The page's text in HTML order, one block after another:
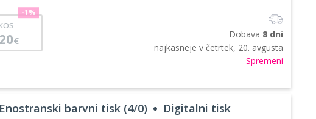
€
-1%
Dobava 8 dni
najkasneje v četrtek, 20. avgusta
Spremeni
Enostranski barvni tisk (4/0) Digitalni tisk